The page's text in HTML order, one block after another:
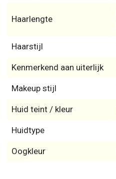
Haarlengte
Haarstijl
Kenmerkend aan uiterlijk
Makeup stijl
Huid teint / kleur
Huidtype
Oogkleur